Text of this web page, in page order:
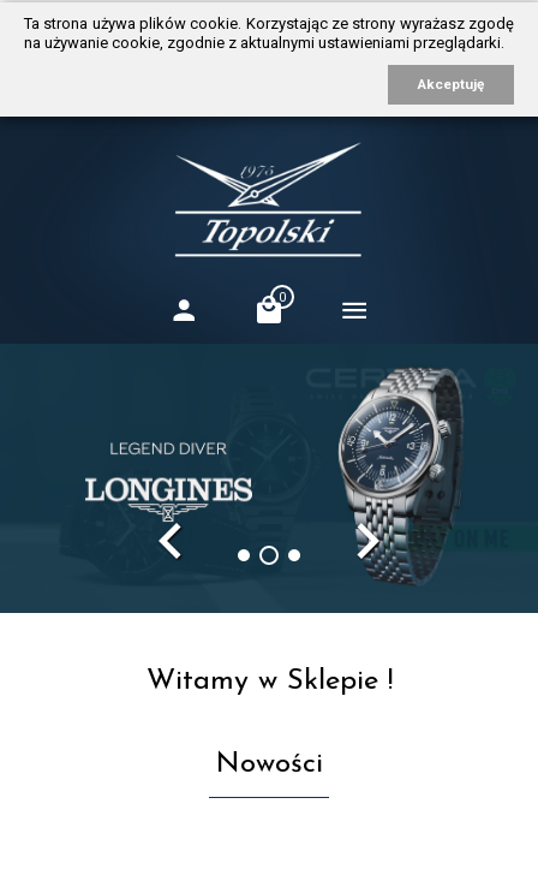
https://www.traditionrolex.com/3
Ta strona używa plików cookie. Korzystając ze strony wyrażasz zgodę
na używanie cookie, zgodnie z aktualnymi ustawieniami przeglądarki.
Akceptuję
0
navigate_before navigate_next
Witamy w Sklepie !
Nowości